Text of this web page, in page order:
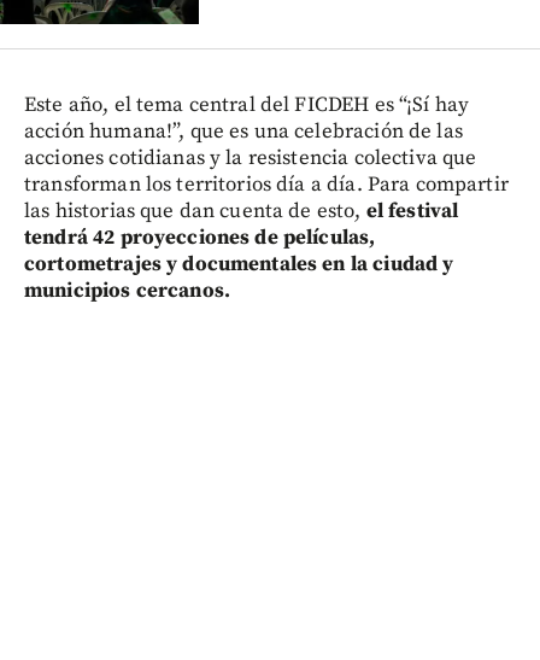
Este año, el tema central del FICDEH es “¡Sí hay
acción humana!”, que es una celebración de las
acciones cotidianas y la resistencia colectiva que
transforman los territorios día a día. Para compartir
las historias que dan cuenta de esto, el festival
tendrá 42 proyecciones de películas,
cortometrajes y documentales en la ciudad y
municipios cercanos.